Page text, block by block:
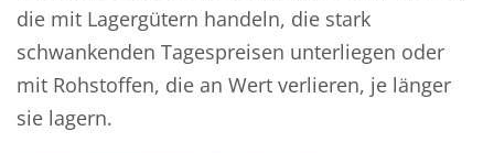
die mit Lagergütern handeln, die stark
schwankenden Tagespreisen unterliegen oder
mit Rohstoffen, die an Wert verlieren, je länger
sie lagern.